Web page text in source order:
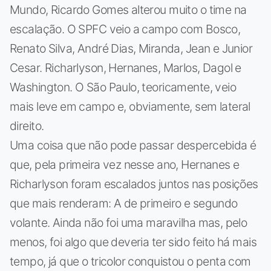
Mundo, Ricardo Gomes alterou muito o time na
escalação. O SPFC veio a campo com Bosco,
Renato Silva, André Dias, Miranda, Jean e Junior
Cesar. Richarlyson, Hernanes, Marlos, Dagol e
Washington. O São Paulo, teoricamente, veio
mais leve em campo e, obviamente, sem lateral
direito.
Uma coisa que não pode passar despercebida é
que, pela primeira vez nesse ano, Hernanes e
Richarlyson foram escalados juntos nas posições
que mais renderam: A de primeiro e segundo
volante. Ainda não foi uma maravilha mas, pelo
menos, foi algo que deveria ter sido feito há mais
tempo, já que o tricolor conquistou o penta com